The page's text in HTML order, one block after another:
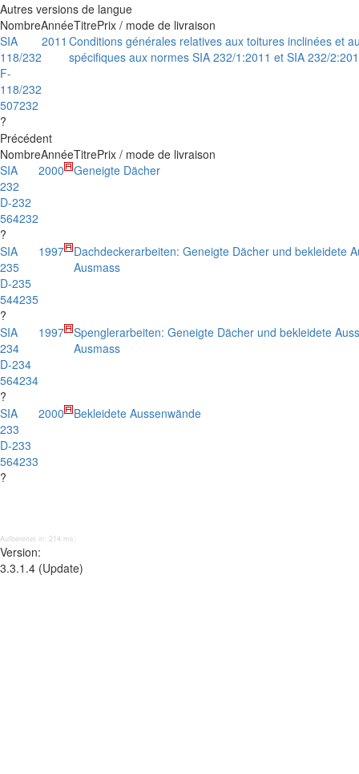
Autres versions de langue
NombreAnnéeTitrePrix / mode de livraison
SIA
118/232
F-
118/232
507232
?
2011 Conditions générales relatives aux toitures inclinées et
spécifiques aux normes SIA 232/1:2011 et SIA 232/
Précédent
NombreAnnéeTitrePrix / mode de livraison
SIA
232
D-232
564232
?
2000 Geneigte Dächer
SIA
235
D-235
544235
?
1997
Dachdeckerarbeiten: Geneigte Dächer und bekleidete
Ausmass
SIA
234
D-234
564234
?
1997 Spenglerarbeiten: Geneigte Dächer und bekleidete
Ausmass
SIA
233
D-233
564233
?
2000 Bekleidete Aussenwände
Aufbereitet in: 214 ms;
Version:
3.3.1.4 (Update)